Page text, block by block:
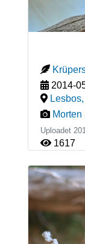
2014-
Lesbos,
Uploadet
1617